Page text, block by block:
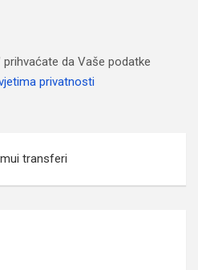
da Vaše podatke
privatnosti
transferi